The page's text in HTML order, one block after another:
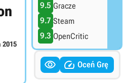
2015
9.5 Gracze
9.7 Steam
9.3 OpenCritic
  Oceń Grę